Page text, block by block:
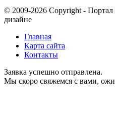
© 2009-2026 Copyright - Портал
дизайне
Главная
Карта сайта
Контакты
Заявка успешно отправлена.
Мы скоро свяжемся с вами,